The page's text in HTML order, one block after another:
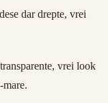
dar drepte, vrei
vrei look
mare.